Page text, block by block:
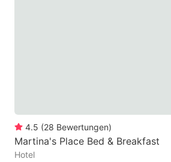
4.5 (28 Bewertungen)
Martina's Place Bed & Breakfast
Hotel